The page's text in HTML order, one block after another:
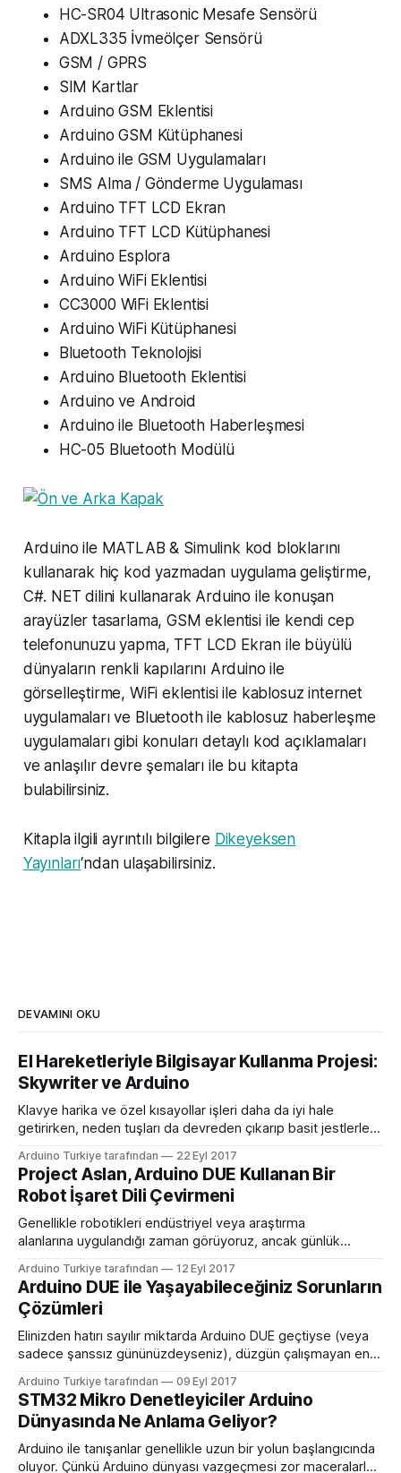
HC-SR04 Ultrasonic Mesafe Sensörü
ADXL335 İvmeölçer Sensörü
GSM / GPRS
SIM Kartlar
Arduino GSM Eklentisi
Arduino GSM Kütüphanesi
Arduino ile GSM Uygulamaları
SMS Alma / Gönderme Uygulaması
Arduino TFT LCD Ekran
Arduino TFT LCD Kütüphanesi
Arduino Esplora
Arduino WiFi Eklentisi
CC3000 WiFi Eklentisi
Arduino WiFi Kütüphanesi
Bluetooth Teknolojisi
Arduino Bluetooth Eklentisi
Arduino ve Android
Arduino ile Bluetooth Haberleşmesi
HC-05 Bluetooth Modülü
Arduino ile MATLAB & Simulink kod bloklarını
kullanarak hiç kod yazmadan uygulama geliştirme,
C#. NET dilini kullanarak Arduino ile konuşan
arayüzler tasarlama, GSM eklentisi ile kendi cep
telefonunuzu yapma, TFT LCD Ekran ile büyülü
dünyaların renkli kapılarını Arduino ile
görselleştirme, WiFi eklentisi ile kablosuz internet
uygulamaları ve Bluetooth ile kablosuz haberleşme
uygulamaları gibi konuları detaylı kod açıklamaları
ve anlaşılır devre şemaları ile bu kitapta
bulabilirsiniz.
Kitapla ilgili ayrıntılı bilgilere Dikeyeksen
Yayınları‘ndan ulaşabilirsiniz.
DEVAMINI OKU
El Hareketleriyle Bilgisayar Kullanma Projesi:
Skywriter ve Arduino
Klavye harika ve özel kısayollar işleri daha da iyi hale
getirirken, neden tuşları da devreden çıkarıp basit jestlerle
dizüstü bilgisayarda klavye taklit etmek için Arduino
Leonardo’nun yanında parmak hareketlerini almak için bir
Skywriter cihazı kullanarak eşsiz bir arayüz oluşturarak bunu
yaptı. Skywriter
Arduino Turkiye tarafından 22 Eyl 2017
Project Aslan, Arduino DUE Kullanan Bir
Robot İşaret Dili Çevirmeni
Genellikle robotikleri endüstriyel veya araştırma
alanlarına uygulandığı zaman görüyoruz, ancak günlük
görme engelli insanlar için kişisel rehber görevi gören
mutfak botu, engellilerin yemek yapmasına yardımcı olabilir.
Veya – ve bu gerçek – işaret dili çevirmeni işlevi gören robot
kolu. Sınıflarda, mahkemelerde ve evde, bu
Arduino Turkiye tarafından 12 Eyl 2017
Arduino DUE ile Yaşayabileceğiniz Sorunların
Çözümleri
Elinizden hatırı sayılır miktarda Arduino DUE geçtiyse (veya
sadece şanssız gününüzdeyseniz), düzgün çalışmayan en
her zaman cihazı çöpe atmanız gerekmeyebilir. Birçok
Arduino DUE sorununu çözmek için çeşitli yöntemler var.
Diyelim ki Arduino DUE ile çalışmaya başlayacaksınız. Bunun
için Arduino’yu açtınız
Arduino Turkiye tarafından 09 Eyl 2017
STM32 Mikro Denetleyiciler Arduino
Dünyasında Ne Anlama Geliyor?
Arduino ile tanışanlar genellikle uzun bir yolun başlangıcında
oluyor. Çünkü Arduino dünyası vazgeçmesi zor maceralarla